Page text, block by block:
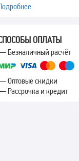
ОПЛАТЫ
Безналичный расчёт
Оптовые скидки
Рассрочка и кредит